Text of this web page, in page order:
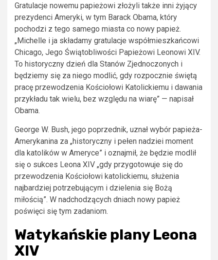
Gratulacje nowemu papieżowi złożyli także inni żyjący
prezydenci Ameryki, w tym Barack Obama, który
pochodzi z tego samego miasta co nowy papież.
„Michelle i ja składamy gratulacje współmieszkańcowi
Chicago, Jego Świątobliwości Papieżowi Leonowi XIV.
To historyczny dzień dla Stanów Zjednoczonych i
będziemy się za niego modlić, gdy rozpocznie świętą
pracę przewodzenia Kościołowi Katolickiemu i dawania
przykładu tak wielu, bez względu na wiarę” — napisał
Obama.
George W. Bush, jego poprzednik, uznał wybór papieża-
Amerykanina za „historyczny i pełen nadziei moment
dla katolików w Ameryce” i oznajmił, że będzie modlił
się o sukces Leona XIV „gdy przygotowuje się do
przewodzenia Kościołowi katolickiemu, służenia
najbardziej potrzebującym i dzielenia się Bożą
miłością”. W nadchodzących dniach nowy papież
poświęci się tym zadaniom.
Watykańskie plany Leona
XIV